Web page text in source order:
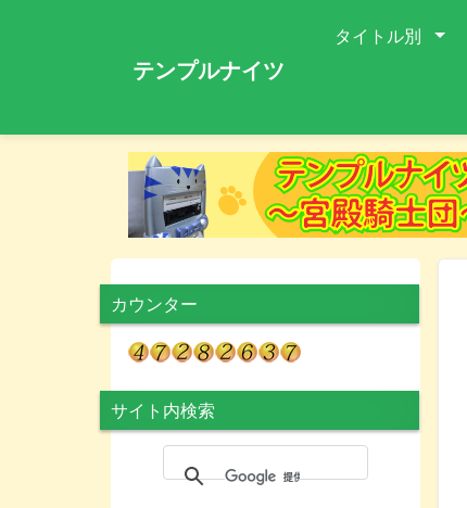
テンプルナイツ
タイトル別
カウンター
サイト内検索